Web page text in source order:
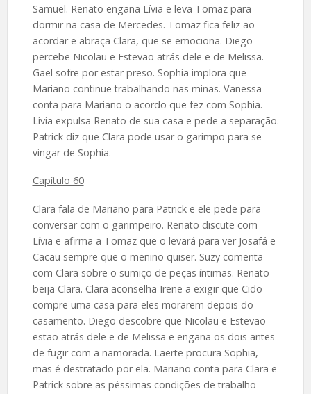
Samuel. Renato engana Lívia e leva Tomaz para
dormir na casa de Mercedes. Tomaz fica feliz ao
acordar e abraça Clara, que se emociona. Diego
percebe Nicolau e Estevão atrás dele e de Melissa.
Gael sofre por estar preso. Sophia implora que
Mariano continue trabalhando nas minas. Vanessa
conta para Mariano o acordo que fez com Sophia.
Lívia expulsa Renato de sua casa e pede a separação.
Patrick diz que Clara pode usar o garimpo para se
vingar de Sophia.
Capítulo 60
Clara fala de Mariano para Patrick e ele pede para
conversar com o garimpeiro. Renato discute com
Lívia e afirma a Tomaz que o levará para ver Josafá e
Cacau sempre que o menino quiser. Suzy comenta
com Clara sobre o sumiço de peças íntimas. Renato
beija Clara. Clara aconselha Irene a exigir que Cido
compre uma casa para eles morarem depois do
casamento. Diego descobre que Nicolau e Estevão
estão atrás dele e de Melissa e engana os dois antes
de fugir com a namorada. Laerte procura Sophia,
mas é destratado por ela. Mariano conta para Clara e
Patrick sobre as péssimas condições de trabalho